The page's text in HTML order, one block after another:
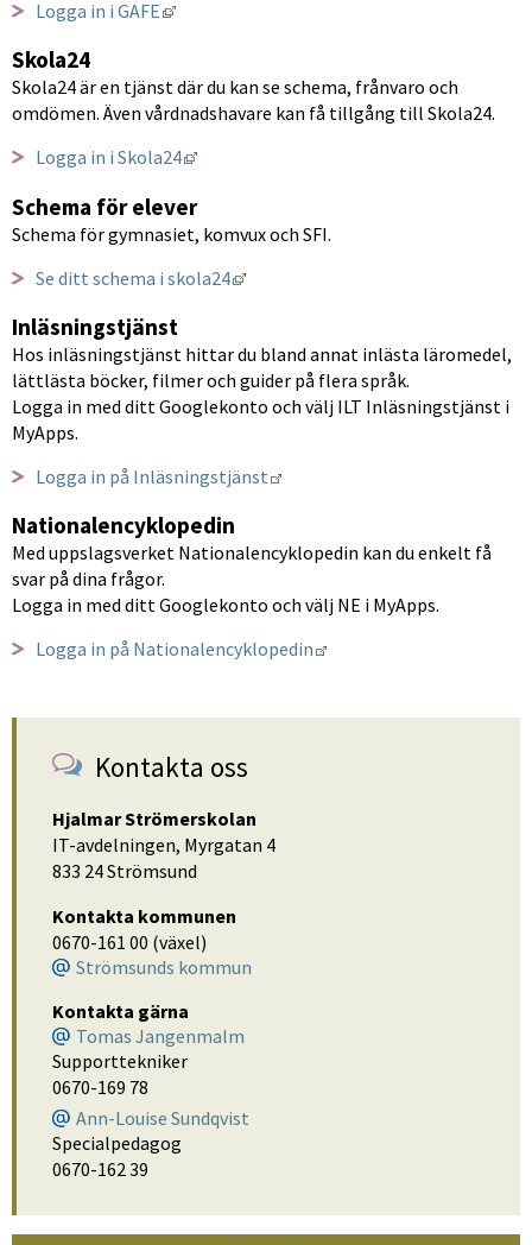
Logga in i GAFE Länk till annan webbplats, öppnas i nytt
Skola24
Skola24 är en tjänst där du kan se schema, frånvaro och
omdömen. Även vårdnadshavare kan få tillgång till Skola24.
Logga in i Skola24 Länk till annan webbplats, öppnas i nytt
Schema för elever
Schema för gymnasiet, komvux och SFI.
Se ditt schema i skola24 Länk till annan webbplats,
Inläsningstjänst
Hos inläsningstjänst hittar du bland annat inlästa läromedel,
lättlästa böcker, filmer och guider på flera språk.
Logga in med ditt Googlekonto och välj ILT Inläsningstjänst i
MyApps.
Logga in på Inläsningstjänst
Nationalencyklopedin
​Med uppslagsverket Nationalencyklopedin kan du enkelt få
svar på dina frågor.
Logga in med ditt Googlekonto och välj NE i MyApps.
Logga in på Nationalencyklopedin
Kontakta oss
Hjalmar Strömerskolan
IT-avdelningen, Myrgatan 4
833 24 Strömsund
Kontakta kommunen
0670-161 00 (växel)
Strömsunds kommun
Kontakta gärna
Tomas Jangenmalm
Supporttekniker
0670-169 78
Ann-Louise Sundqvist
Specialpedagog
0670-162 39